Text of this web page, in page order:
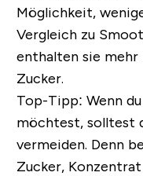
Möglichkeit,
Vergleich zu
enthalten sie
Zucker.
Top-Tipp: Wenn
möchtest, solltest
vermeiden. Denn
Zucker,